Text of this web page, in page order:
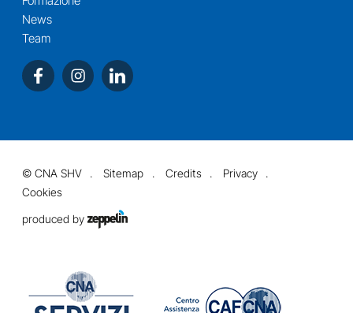
News
Team
©CNA SHV Sitemap Credits
Privacy
Cookies
produced by